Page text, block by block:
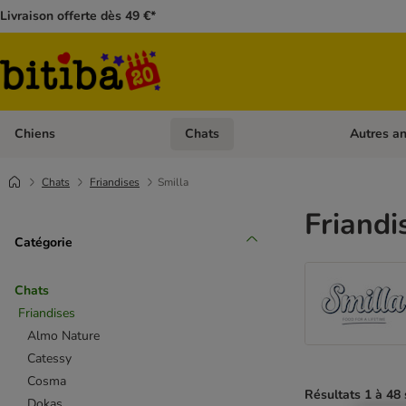
Livraison offerte dès 49 €*
Chiens Dérouler les catégories: Chiens
Chats Dérouler
Autres
Chats Friandises Smilla
Catégorie
Chats
Friandises
Almo Nature
Catessy
Cosma
Résultats 1 à 48